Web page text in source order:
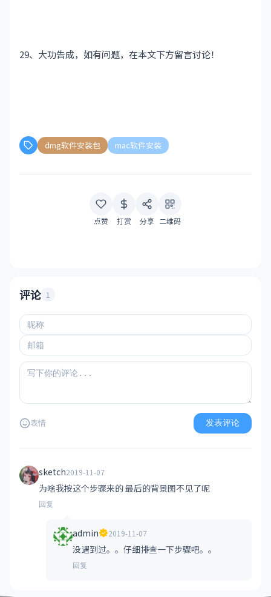
29、大功告成，如有问题，在本文下方留言讨论！
dmg软件安装包 mac软件安装
点赞 打赏 分享 二维码
评论 1
表情 发表评论
sketch2019-11-07
为啥我按这个步骤来的 最后的背景图不见了呢
回复
admin 2019-11-07
没遇到过。。仔细排查一下步骤吧。。
回复